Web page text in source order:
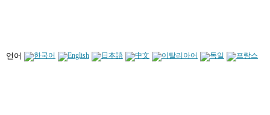
언어